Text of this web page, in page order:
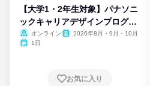
【大学1・2年生対象】パナソニ
ックキャリアデザインプログラ
ム
オンライン
2026年8月・9月・10月
1日
お気に入り